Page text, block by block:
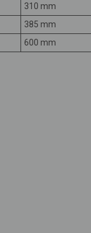
310 mm
385 mm
600 mm